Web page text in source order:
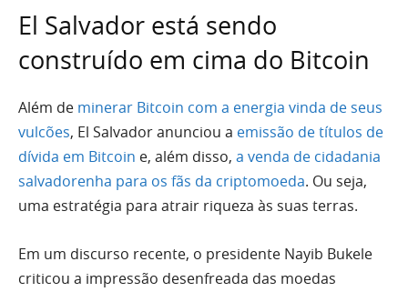
El Salvador está sendo
construído em cima do Bitcoin
Além de minerar Bitcoin com a energia vinda de seus
vulcões, El Salvador anunciou a emissão de títulos de
dívida em Bitcoin e, além disso, a venda de cidadania
salvadorenha para os fãs da criptomoeda. Ou seja,
uma estratégia para atrair riqueza às suas terras.
Em um discurso recente, o presidente Nayib Bukele
criticou a impressão desenfreada das moedas